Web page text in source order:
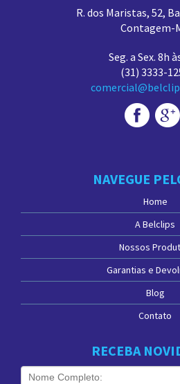
R. dos Maristas, 52,
Contagem-
Seg. a Sex. 8h
(31) 3333-
NAVEGUE
Home
A Belclips
Nossos
Garantias e
Blog
Contato
RECEBA